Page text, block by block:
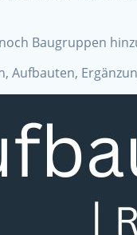
Baugruppen
Aufbauten,